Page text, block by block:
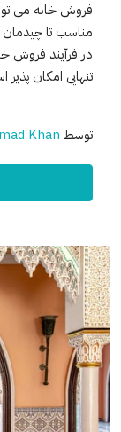
فروش خانه می
مناسب تا چیدمان
در فرآیند فروش
تنهایی امکان
توسط Khan